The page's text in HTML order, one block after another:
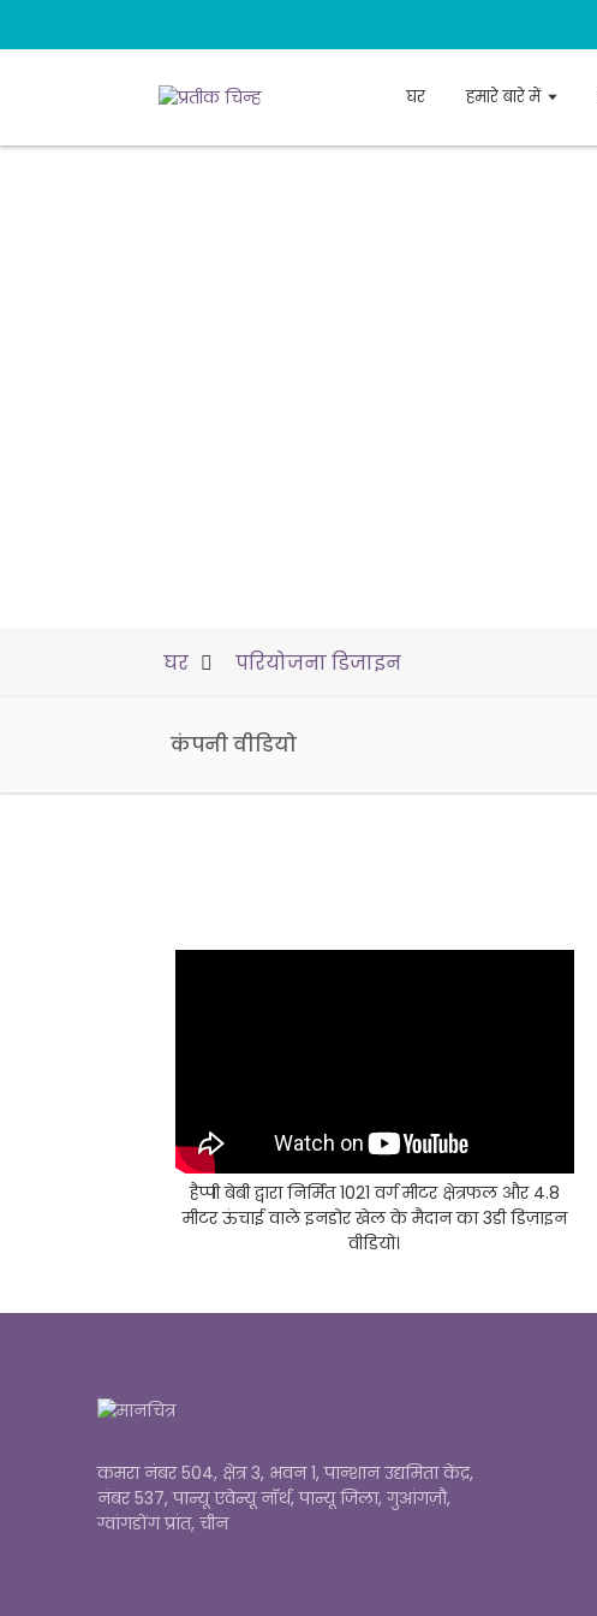
घर हमारे बारे में
घर परियोजना डिजाइन
कंपनी वीडियो
हैप्पी बेबी द्वारा निर्मित 1021 वर्ग मीटर क्षेत्रफल और 4.8
मीटर ऊंचाई वाले इनडोर खेल के मैदान का 3डी डिज़ाइन
वीडियो।
कमरा नंबर 504, क्षेत्र 3, भवन 1, पान्शान उद्यमिता केंद्र,
नंबर 537, पान्यू एवेन्यू नॉर्थ, पान्यू जिला, गुआंगज़ौ,
ग्वांगडोंग प्रांत, चीन